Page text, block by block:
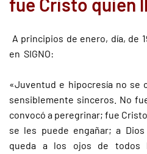
A principios de enero, día, de
en SIGNO:
«Juventud e hipocresía no se
sensiblemente sinceros. No
convocó a peregrinar; fue
se les puede engañar; a
queda a los ojos de todos